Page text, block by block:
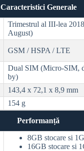
Caracteristici Generale
Trimestrul al III-lea
August)
GSM/HSPA /LTE
Dual SIM(Micro-SIM,
by)
143,4 x 72,1 x 8,9 mm
154 g
Performanță
8GB stocare si
16GB stocare si